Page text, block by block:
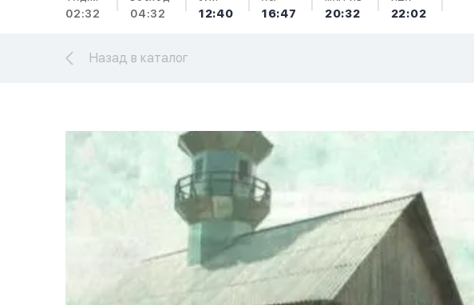
02:32 04:32 12:40 16:47 20:32 22:02
Назад в каталог